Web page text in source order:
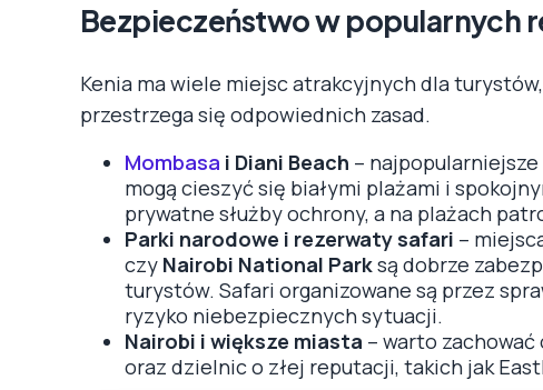
Bezpieczeństwo w popularnych
Kenia ma wiele miejsc atrakcyjnych dla
przestrzega się odpowiednich zasad.
Mombasa i Diani Beach –
mogą cieszyć się białymi plażami i
prywatne służby ochrony, a na plażach
Parki narodowe i rezerwaty safari –
czy Nairobi National Parksą dobrze
turystów. Safari organizowane są przez
ryzyko niebezpiecznych sytuacji.
Nairobi i większe miasta – warto
oraz dzielnic o złej reputacji, takich jak